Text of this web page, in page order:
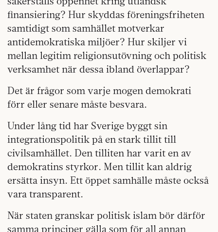
finansiering? Hur skyddas föreningsfriheten
samtidigt som samhället motverkar
antidemokratiska miljöer? Hur skiljer vi
mellan legitim religionsutövning och politisk
verksamhet när dessa ibland överlappar?
Det är frågor som varje mogen demokrati
förr eller senare måste besvara.
Under lång tid har Sverige byggt sin
integrationspolitik på en stark tillit till
civilsamhället. Den tilliten har varit en av
demokratins styrkor. Men tillit kan aldrig
ersätta insyn. Ett öppet samhälle måste också
vara transparent.
När staten granskar politisk islam bör därför
samma principer gälla som för all annan